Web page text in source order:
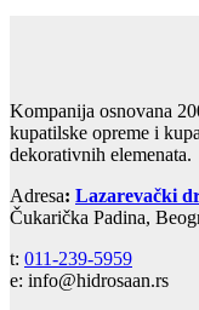
Kompanija osnovana
kupatilske opreme i
dekorativnih elemenata.
Adresa: Lazarevački
Čukarička Padina,
t: 011-239-5959
e: info@hidrosaan.rs